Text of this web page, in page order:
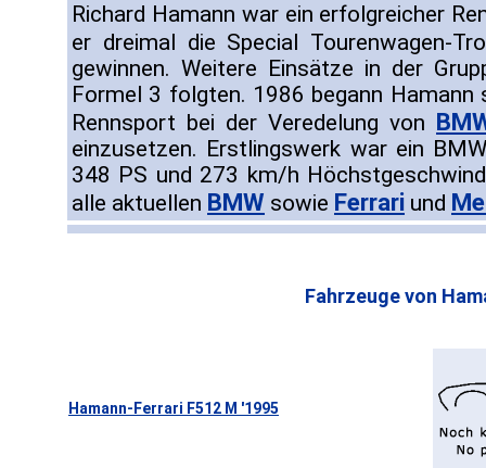
Richard Hamann war ein erfolgreicher
er dreimal die Special Tourenwagen-
gewinnen. Weitere Einsätze in der
Formel 3 folgten. 1986 begann Hamann
Rennsport bei der Veredelung von
einzusetzen. Erstlingswerk war ein
348 PS und 273 km/h
alle aktuellen BMW sowie Ferrari und
Fahrzeuge von
Hamann-Ferrari F512 M '1995